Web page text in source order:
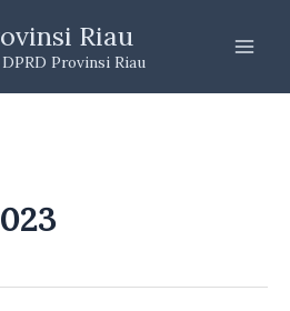
Riau
Provinsi Riau